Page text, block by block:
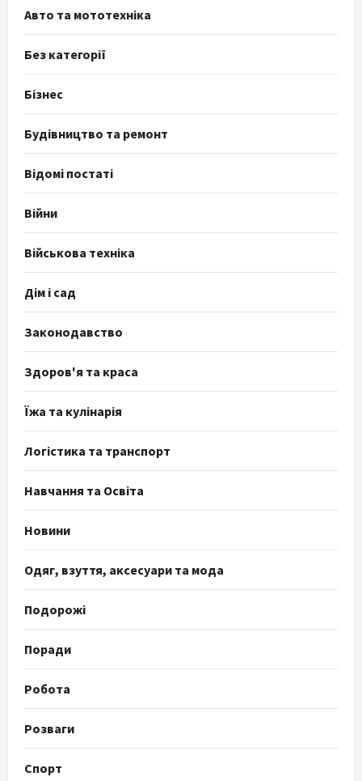
Авто та мототехніка
Без категорії
Бізнес
Будівництво та ремонт
Відомі постаті
Війни
Військова техніка
Дім і сад
Законодавство
Здоров'я та краса
Їжа та кулінарія
Логістика та транспорт
Навчання та Освіта
Новини
Одяг, взуття, аксесуари та мода
Подорожі
Поради
Робота
Розваги
Спорт